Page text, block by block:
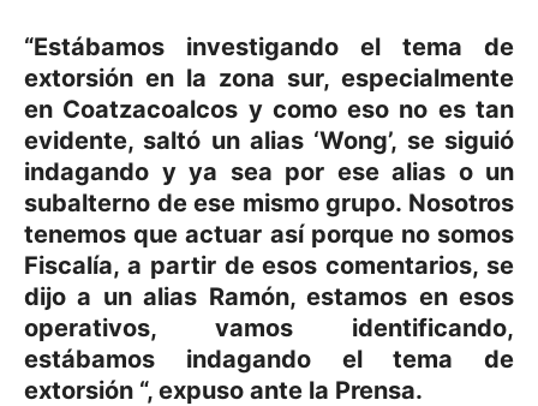
“Estábamos investigando el tema de
extorsión en la zona sur, especialmente
en Coatzacoalcos y como eso no es tan
evidente, saltó un alias ‘Wong’, se siguió
indagando y ya sea por ese alias o un
subalterno de ese mismo grupo. Nosotros
tenemos que actuar así porque no somos
Fiscalía, a partir de esos comentarios, se
dijo a un alias Ramón, estamos en esos
operativos, vamos identificando,
estábamos indagando el tema de
extorsión “, expuso ante la Prensa.